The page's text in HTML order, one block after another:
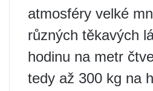
atmosféry velké
různých těkavých
hodinu na metr
tedy až 300 kg na